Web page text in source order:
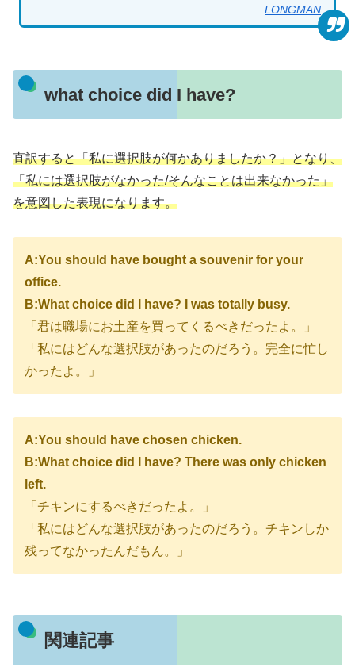
LONGMAN
what choice did I have?
直訳すると「私に選択肢が何かありましたか？」となり、
「私には選択肢がなかった/そんなことは出来なかった」
を意図した表現になります。
A:You should have bought a souvenir for your
office.
B:What choice did I have? I was totally busy.
「君は職場にお土産を買ってくるべきだったよ。」
「私にはどんな選択肢があったのだろう。完全に忙し
かったよ。」
A:You should have chosen chicken.
B:What choice did I have? There was only chicken
left.
「チキンにするべきだったよ。」
「私にはどんな選択肢があったのだろう。チキンしか
残ってなかったんだもん。」
関連記事